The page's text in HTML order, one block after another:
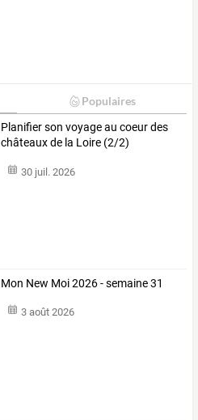
Populaires
Planifier son voyage au coeur des
châteaux de la Loire (2/2)
30 juil. 2026
Mon New Moi 2026 - semaine 31
3 août 2026